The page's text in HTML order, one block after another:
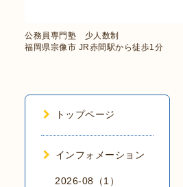
公務員専門塾 少人数制
福岡県宗像市 JR赤間駅から徒歩1分
トップページ
インフォメーション
2026-08（1）